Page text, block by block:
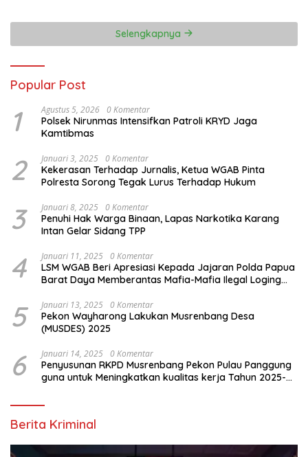
Selengkapnya
Popular Post
1 Agustus 5, 2026 0 Komentar
Polsek Nirunmas Intensifkan Patroli KRYD Jaga
Kamtibmas
2 Januari 3, 2025 0 Komentar
Kekerasan Terhadap Jurnalis, Ketua WGAB Pinta
Polresta Sorong Tegak Lurus Terhadap Hukum
3 Januari 8, 2025 0 Komentar
Penuhi Hak Warga Binaan, Lapas Narkotika Karang
Intan Gelar Sidang TPP
4 Januari 11, 2025 0 Komentar
LSM WGAB Beri Apresiasi Kepada Jajaran Polda Papua
Barat Daya Memberantas Mafia-Mafia Ilegal Loging
5 Januari 13, 2025 0 Komentar
Pekon Wayharong Lakukan Musrenbang Desa
(MUSDES) 2025
6 Januari 14, 2025 0 Komentar
Penyusunan RKPD Musrenbang Pekon Pulau Panggung
guna untuk Meningkatkan kualitas kerja Tahun 2025-
Berita Kriminal